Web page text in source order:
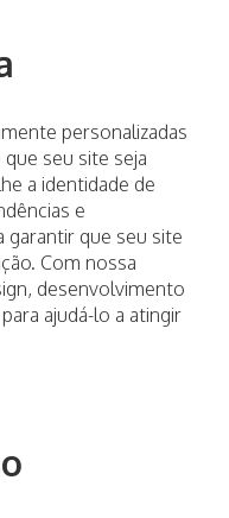
personalizadas
seu site seja
a identidade de
e
garantir que seu site
Com nossa
desenvolvimento
ajudá-lo a atingir